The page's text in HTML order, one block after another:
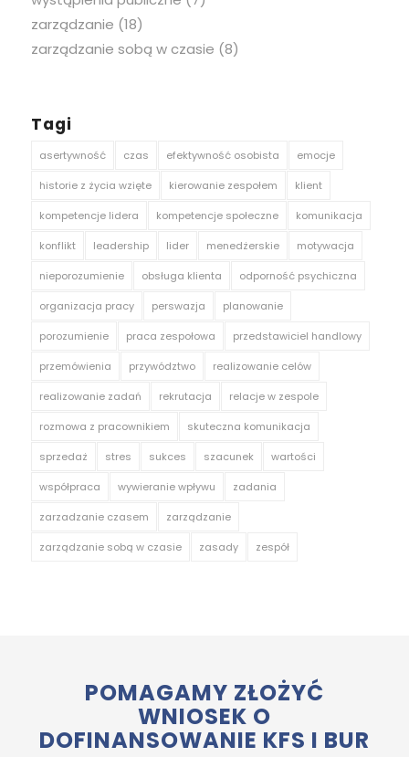
zarządzanie (18)
zarządzanie sobą w czasie (8)
Tagi
asertywność czas efektywność osobista emocje
historie z życia wzięte kierowanie zespołem klient
kompetencje lidera kompetencje społeczne komunikacja
konflikt leadership lider menedżerskie motywacja
nieporozumienie obsługa klienta odporność psychiczna
organizacja pracy perswazja planowanie
porozumienie praca zespołowa przedstawiciel handlowy
przemówienia przywództwo realizowanie celów
realizowanie zadań rekrutacja relacje w zespole
rozmowa z pracownikiem skuteczna komunikacja
sprzedaż stres sukces szacunek wartości
współpraca wywieranie wpływu zadania
zarzadzanie czasem zarządzanie
zarządzanie sobą w czasie zasady zespół
POMAGAMY ZŁOŻYĆ
WNIOSEK O
DOFINANSOWANIE KFS I BUR